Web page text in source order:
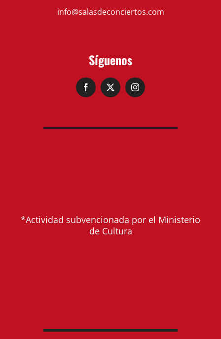
info@salasdeconciertos.com
Síguenos
*Actividad subvencionada por el Ministerio
de Cultura